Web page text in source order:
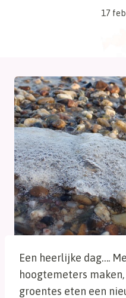
17
Een heerlijke dag….
hoogtemeters
groentes eten een